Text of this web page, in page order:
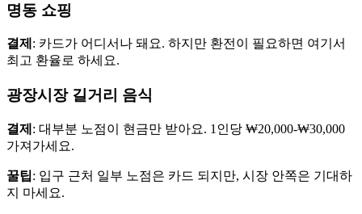
명동 쇼핑
결제 : 카드가 어디서나 돼요. 하지만 환전이 필요하면 여기서
최고 환율로 하세요.
광장시장 길거리 음식
결제 : 대부분 노점이 현금만 받아요. 1인당 ₩20,000-₩30,000
가져가세요.
꿀팁: 입구 근처 일부 노점은 카드 되지만, 시장 안쪽은 기대하
지 마세요.